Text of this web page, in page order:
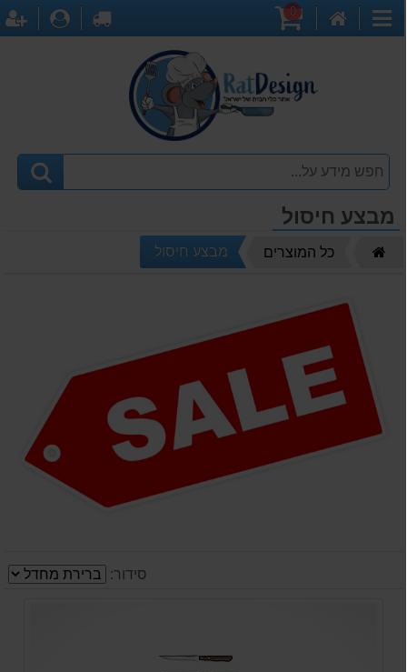
קטגוריות
0
לקופה
מבצע חיסול
כל המוצרים מבצע חיסול
סידור: